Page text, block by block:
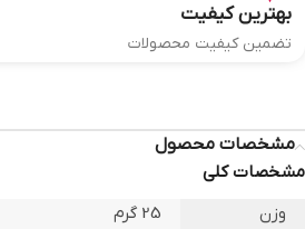
بهترین کیفیت
تضمین کیفیت محصولات
مشخصات محصول
مشخصات کلی
وزن
25 گرم